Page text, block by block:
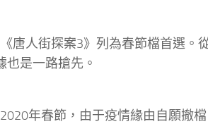
人街探案3》列為春節檔首選。
也是一路搶先。
年春節，由于疫情緣由自願撤檔